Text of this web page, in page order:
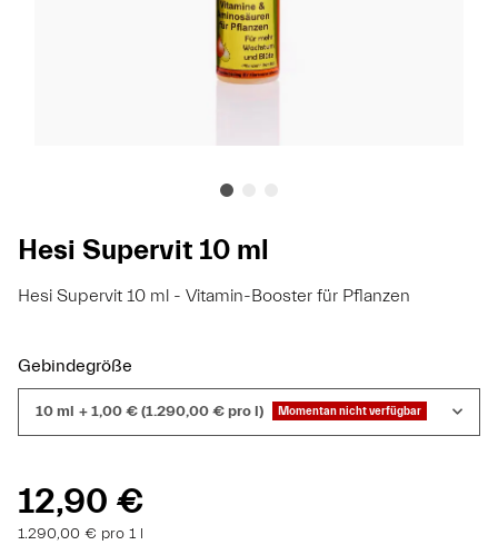
Hesi Supervit 10 ml
Hesi Supervit 10 ml - Vitamin-Booster für Pflanzen
Gebindegröße
10 ml + 1,00 € (1.290,00 € pro l) Momentan nicht verfügbar
12,90 €
1.290,00 € pro 1 l